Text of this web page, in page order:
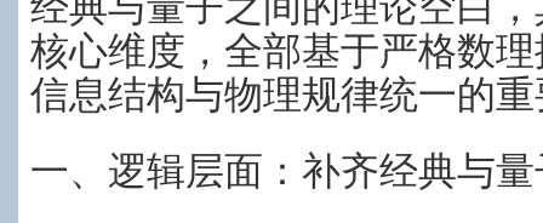
核心维度，全部基于严格数
信息结构与物理规律统一的
一、逻辑层面：补齐经典与